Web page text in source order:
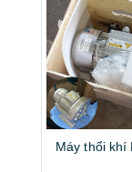
Máy thổi khí